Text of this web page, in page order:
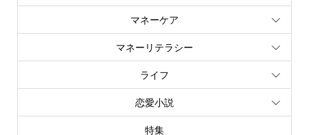
マネーケア
マネーリテラシー
ライフ
恋愛小説
特集